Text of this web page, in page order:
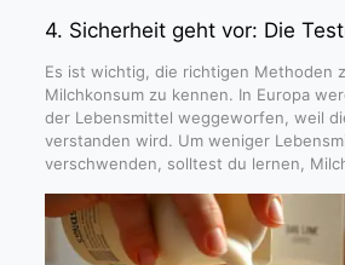
4. Sicherheit geht vor: Die
Es ist wichtig, die richtigen Methoden
Milchkonsum zu kennen. In Europa
der Lebensmittel weggeworfen, weil
verstanden wird. Um weniger
verschwenden, solltest du lernen,